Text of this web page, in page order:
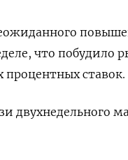
что побудило
ставок.
двухнедельного